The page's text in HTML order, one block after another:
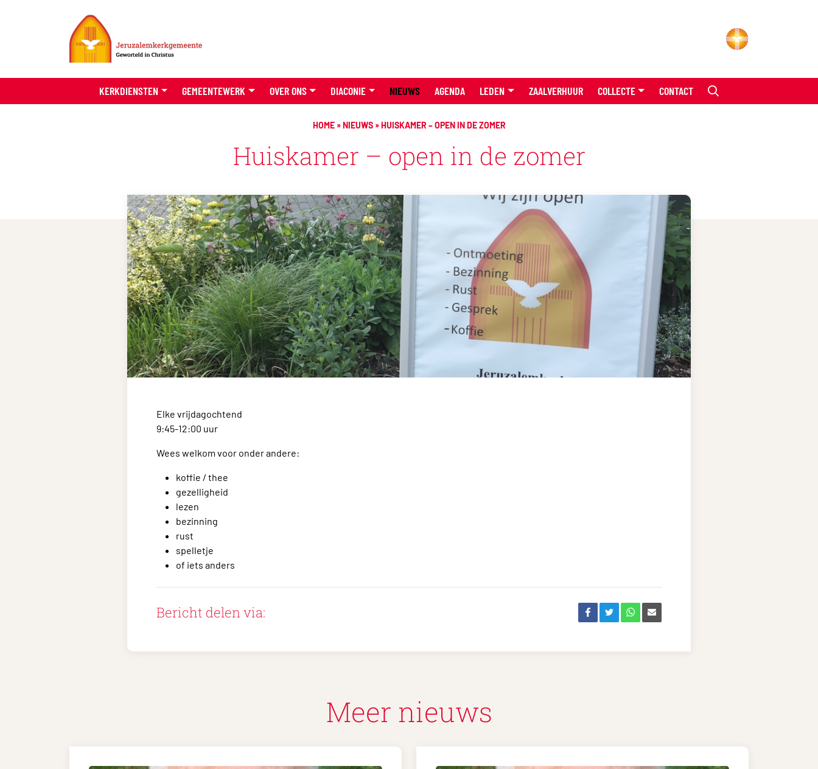
KERKDIENSTEN GEMEENTEWERK OVER ONS DIACONIE NIEUWS AGENDA LEDEN ZAALVERHUUR COLLECTE CONTACT
HOME»NIEUWS»HUISKAMER – OPEN IN DE ZOMER
Huiskamer – open in de zomer
Elke vrijdagochtend
9:45-12:00 uur
Wees welkom voor onder andere:
koffie / thee
gezelligheid
lezen
bezinning
rust​
spelletje
of iets anders
Bericht delen via:
Meer nieuws